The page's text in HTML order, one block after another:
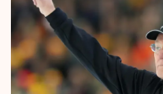
Winacties
Olympische uitslagen
Van Jong tot Goud verhalen